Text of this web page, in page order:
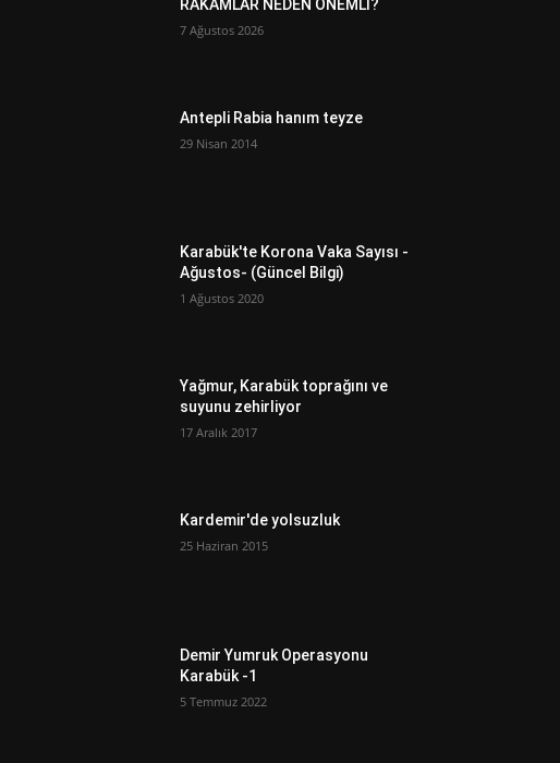
RAKAMLAR NEDEN ÖNEMLİ?
7 Ağustos 2026
Antepli Rabia hanım teyze
29 Nisan 2014
Karabük'te Korona Vaka Sayısı -
Ağustos- (Güncel Bilgi)
1 Ağustos 2020
Yağmur, Karabük toprağını ve
suyunu zehirliyor
17 Aralık 2017
Kardemir'de yolsuzluk
25 Haziran 2015
Demir Yumruk Operasyonu
Karabük -1
5 Temmuz 2022